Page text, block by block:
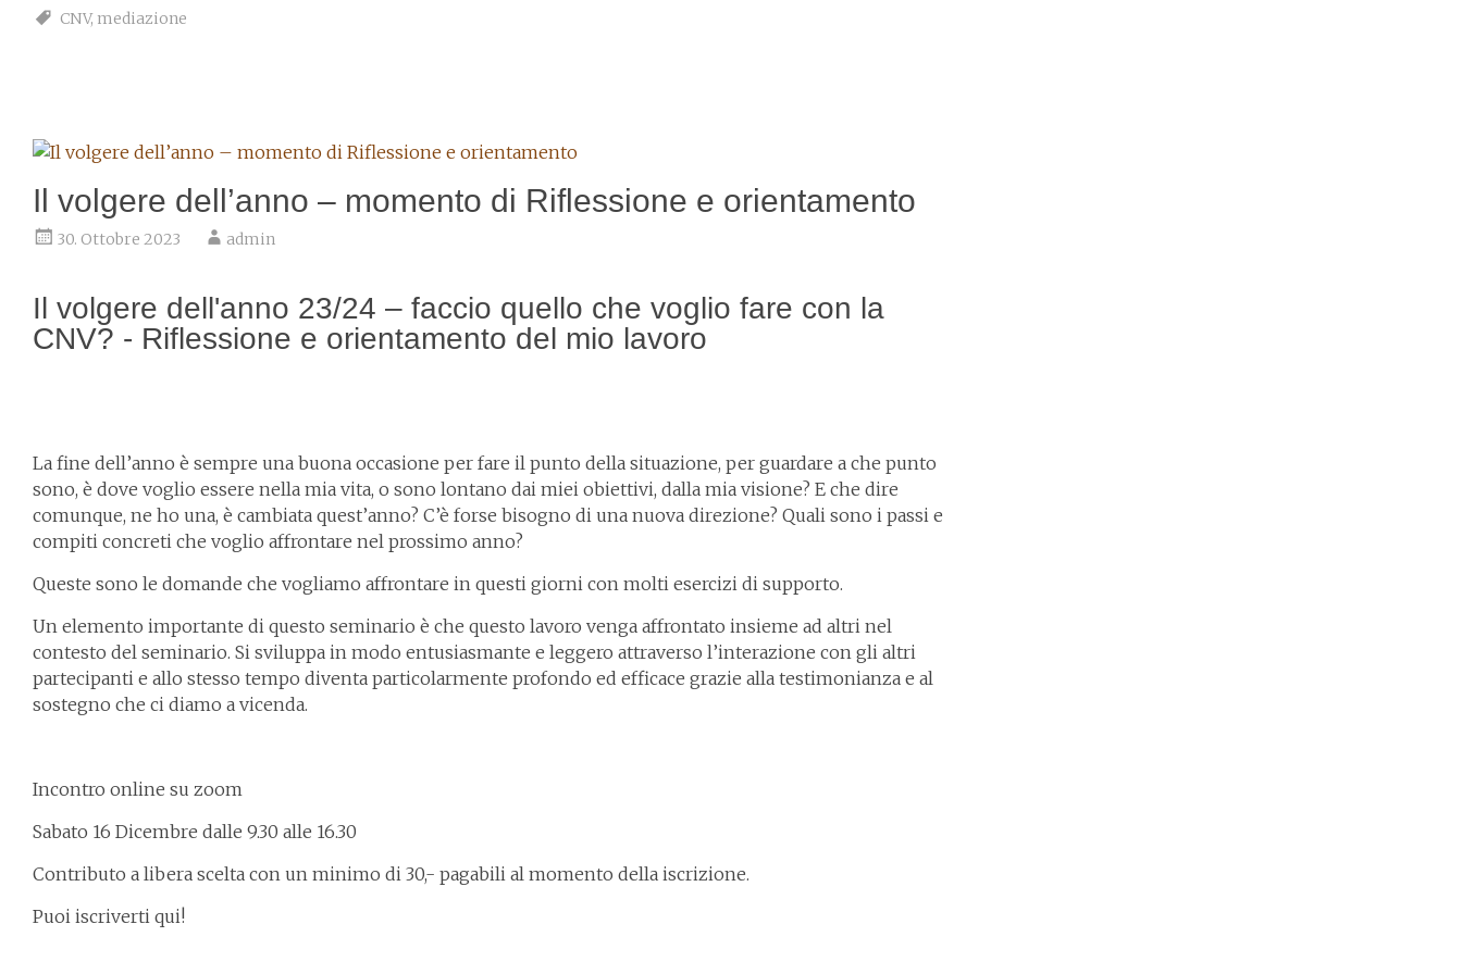
CNV, mediazione
Il volgere dell’anno – momento di Riflessione e orientamento
30. Ottobre 2023 admin
Il volgere dell'anno 23/24 – faccio quello che voglio fare con la
CNV? - Riflessione e orientamento del mio lavoro
La fine dell’anno è sempre una buona occasione per fare il punto della situazione, per guardare a che punto
sono, è dove voglio essere nella mia vita, o sono lontano dai miei obiettivi, dalla mia visione? E che dire
comunque, ne ho una, è cambiata quest’anno? C’è forse bisogno di una nuova direzione? Quali sono i passi e
compiti concreti che voglio affrontare nel prossimo anno?
Queste sono le domande che vogliamo affrontare in questi giorni con molti esercizi di supporto.
Un elemento importante di questo seminario è che questo lavoro venga affrontato insieme ad altri nel
contesto del seminario. Si sviluppa in modo entusiasmante e leggero attraverso l’interazione con gli altri
partecipanti e allo stesso tempo diventa particolarmente profondo ed efficace grazie alla testimonianza e al
sostegno che ci diamo a vicenda.
Incontro online su zoom
Sabato 16 Dicembre dalle 9.30 alle 16.30
Contributo a libera scelta con un minimo di 30,- pagabili al momento della iscrizione.
Puoi iscriverti qui!